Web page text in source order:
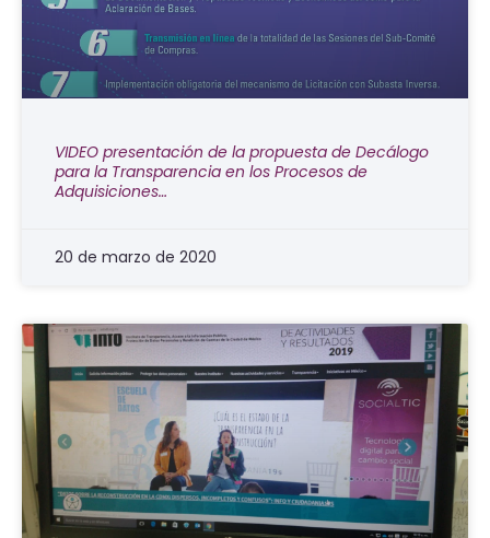
VIDEO presentación de la propuesta de Decálogo
para la Transparencia en los Procesos de
Adquisiciones…
20 de marzo de 2020